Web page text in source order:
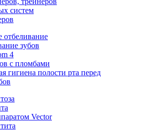
систем
отбеливание
зубов
4
с пломбами
гигиена полости рта перед
Vector